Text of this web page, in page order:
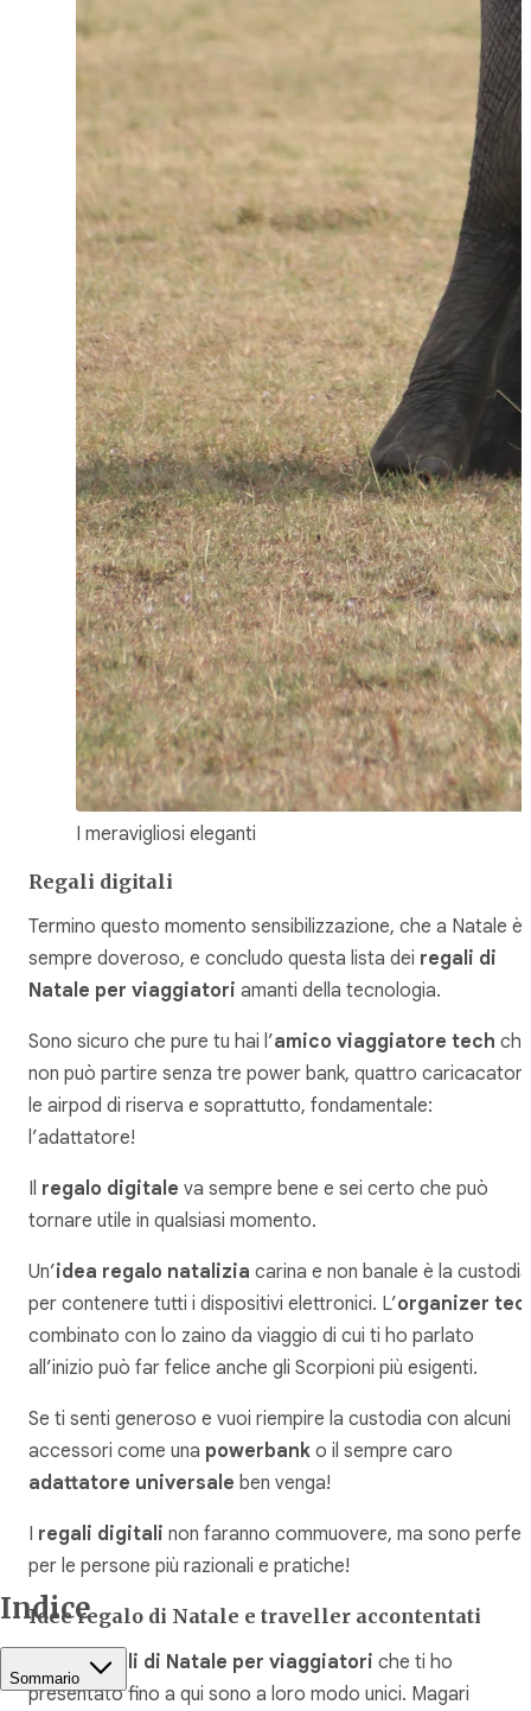
I meravigliosi eleganti
Regali digitali
Termino questo momento sensibilizzazione, che a Natale è
sempre doveroso, e concludo questa lista dei regali di
Natale per viaggiatori amanti della tecnologia.
Sono sicuro che pure tu hai l’amico viaggiatore tech che
non può partire senza tre power bank, quattro caricacatori,
le airpod di riserva e soprattutto, fondamentale:
l’adattatore!
Il regalo digitale va sempre bene e sei certo che può
tornare utile in qualsiasi momento.
Un’idea regalo natalizia carina e non banale è la custodia
per contenere tutti i dispositivi elettronici. L’organizer
combinato con lo zaino da viaggio di cui ti ho parlato
all’inizio può far felice anche gli Scorpioni più esigenti.
Se ti senti generoso e vuoi riempire la custodia con alcuni
accessori come una powerbank o il sempre caro
adattatore universale ben venga!
I regali digitali non faranno commuovere, ma sono
per le persone più razionali e pratiche!
Idee regalo di Natale e traveller accontentati
regali di Natale per viaggiatori che ti ho
presentato fino a qui sono a loro modo unici. Magari
Indice
Sommario